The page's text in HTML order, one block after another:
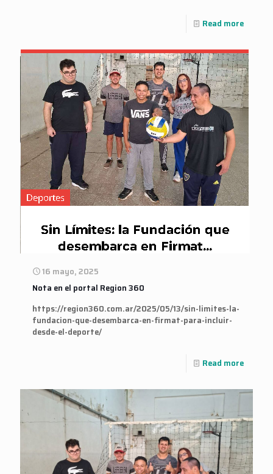
Read more
16 mayo, 2025
Nota en el portal Region 360
https://region360.com.ar/2025/05/13/sin-limites-la-
fundacion-que-desembarca-en-firmat-para-incluir-
desde-el-deporte/
Read more